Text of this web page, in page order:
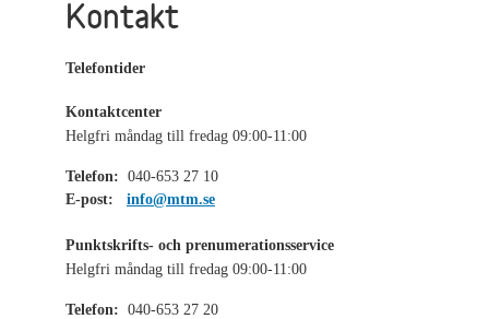
Kontakt
Telefontider
Kontaktcenter
Helgfri måndag till fredag 09:00-11:00
Telefon: 040-653 27 10
E-post:
info@mtm.se
Punktskrifts- och prenumerationsservice
Helgfri måndag till fredag 09:00-11:00
Telefon: 040-653 27 20